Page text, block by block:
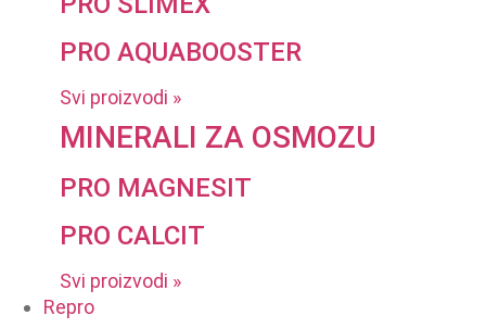
PRO AQUABOOSTER
Svi proizvodi »
MINERALI ZA OSMOZU
PRO MAGNESIT
PRO CALCIT
Svi proizvodi »
Repro